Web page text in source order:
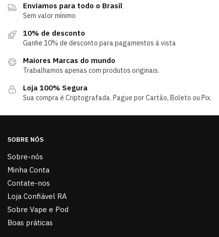
Enviamos para todo o Brasil
Sem valor mínimo
10% de desconto
Ganhe 10% de desconto para pagamentos á vista
Maiores Marcas do mundo
Trabalhamos apenas com produtos originais.
Loja 100% Segura
Sua compra é Criptografada. Pague por Cartão, Boleto ou Pix.
SOBRE NÓS
Sobre-nós
Minha Conta
Contate-nos
Loja Confiável RA
Sobre Vape e Pod
Boas práticas